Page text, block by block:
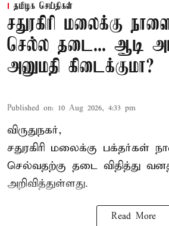
தமிழக செய்திகள்
சதுரகிரி மலைக்கு
செல்ல தடை... ஆடி
அனுமதி கிடைக்குமா?
Published on: 10 Aug 2026, 4:33 pm
விருதுநகர்,
சதுரகிரி மலைக்கு பக்தர்கள்
செல்வதற்கு தடை விதித்து
அறிவித்துள்ளது.
Read More